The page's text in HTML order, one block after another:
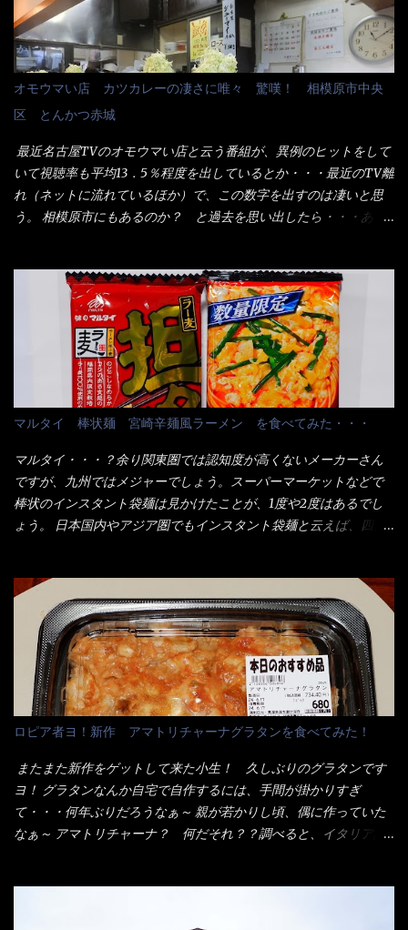
と湯が注がれていたら食べ進むうちに、麺が伸びてしまうだろ
う。 これなら茹で上がった直後のままで、食べ進められるじゃな
いか！ 別皿で、葱と天かすを満タンに用意して、山葵も2つ。 そ
れに湯が無い利点として、汁が薄まらない！ これだよ、こ
れ！！ 湯があると、うどんと共に汁の方へ湯までも入ってしま
う。つまりラーメンの麺にスープが絡む現象ですな。 結局、伸び
ずに汁も薄らむこともなく・・最後の方で＜だし汁＞を少し追加
しました。 腹イッパイだけど、得サイズは全てお腹の中へ収まっ
たし満足達成度100％ 苦しいと云う事も無いな！ まだ鶏天1個位
は入りそうだね。 と云う事で、今回＜釜揚げうどんの湯無し＞を
試したら、確...
パリ） まぁ～この慣習が残っているのは、官公庁や超大手企業戦
士（昇進目的）などの世界でしょう。 要は、ゴマスリ・・・てな
感じかな。 丸亀製麺と云えば、大阪誕生→全国区（北海道と沖縄
は？）へ広がった、讃岐饂飩チェーン店大手といっても過言では
無いでしょう。 各店舗で、毎日饂飩を打っているので饂飩好きの
方には店舗に寄って違う！と云う人も居るらしい・・ そんな大手
讃岐饂飩チェーン店と関係があるのか？ 箱詰め乾麺！ このパッ
ケージからすれば、間違いなく贈答用目的でしょう。 そんな贈答
用箱詰め饂飩・・・またもやメガドンキで発見し購入！ 中身は、
この様な状態です。 乾麺の束が6束／一パックになっており、それ
1280円と云った感じです。 で私は幾らで、メガドンキでゲットし
たかって？ それは非常に言いづらい・・・色々と各方面へ忖度し
て、激安だったとだけ申し上げましょう。 早速1袋を大釜で茹で～
ハイ、約15分ほど茹で上げた状態です。 当家には、高齢者がいる
ので少し柔らかく・・・ 茹で上がった饂飩は、お店の饂飩に比べ
＜細い＞です。 どちらかと云えば、稲庭饂飩的な太さですね。 さ
てこれを、どの様に食べるか？ 長葱無かったので、玉葱を刻んで
八王子ラーメン風月見つけうどん！ 冷やし釜あげうどん～です。
ラーメン丼に、冷水を軽く張って饂飩を盛り付け、お椀に昆布出
汁つゆと長葱に山葵です。 これでツルツル～と頂きました。 良い
じゃないか～...
オモウマい店 カツカレーの凄さに唯々 驚嘆！ 相模原市中央
区 とんかつ赤城
最近名古屋TVのオモウマい店と云う番組が、異例のヒットをして
いて視聴率も平均13．5％程度を出しているとか・・・最近のTV離
れ（ネットに流れているほか）で、この数字を出すのは凄いと思
う。 相模原市にもあるのか？ と過去を思い出したら・・・あっ
当している。 まずはこれを見て欲しい！ カウンターに置かれた＜
お皿＞である。 直ぐに気づいたでしょう！ 何かキャベツが山じ
ゃないか！？ ハイ、山です。 これが標準なのです。 普通のとん
かつ屋のキャベツと比べたら、10人前ほどあるか？ 値段的には、
メイン（主流は1,000超）＋定食セット350円程と値段的には、そ
れ程では安い訳でも無いが、客足が絶えない人気店である。 そん
なメニューのなかで、リーズナブルで頂ける＜映え＞るメニュー
が＜カツカレー＞だ！ これです。 当時1,000円税込だった
が・・・今も変わらないと思うけど・・・ これが出てくると、カ
ウンター中からOH～と声が飛ぶ！ 写真は、キャベツ少なめでお願
いしています。 皿のサイズは、直径30cmほどあります。 そこに
ドカ盛のキャベツと御飯にカレーがかかっています。 カレーは辛
ンとした厚さのあるトンカツです。 それも揚げたての熱々です。
これを難なく完食出来なければ、漢では無い！と云っても過言で
はないだろう。 この他も、兎に角ボリューム満点で＜薄カツ＞と
呼ばれるメニューは、トンカツが2枚重ねて出てくるだ！ 1枚が薄
いから、2枚乗せにしたらしいけど・・・
マルタイ 棒状麺 宮崎辛麺風ラーメン を食べてみた・・・
マルタイ・・・？余り関東圏では認知度が高くないメーカーさん
ですが、九州ではメジャーでしょう。スーパーマーケットなどで
棒状のインスタント袋麺は見かけたことが、1度や2度はあるでし
ょう。 日本国内やアジア圏でもインスタント袋麺と云えば、四角
イ棒状ラーメンを、OKストアで見かけ思わず手に取って買い物篭
へ 坦々まぜそばと＜数量限定＞宮崎辛麺風ラーメン オーッといき
なり私の胃袋をグサッと・・・・ 棒状インスタントラーメンの
デビューが決まりました。 か・ら・め・ん・辛麺！ 宮崎辛麺は
チャルメラや日清からも出されている、辛口のラーメンじゃ
ん！！ 酸っぱくしたら、酸辣湯麺？なんてね。 よし今日のサラ
メシは、宮崎辛麺にしよう！ それではまず袋を開けると・・・ な
んだか紙に巻かれた棒状の麺が二束、調味油と粉末スープ！ やは
り見慣れない姿・・・何だかチョッと高級感的な・・・だって透
明なトレイに並んだ棒状麺なんて見慣れないからねぇ～（コスト
がかかる） 袋の裏側を見ると、韮とか卵の用意を勧めている。
それなばらと冷蔵庫にあった、黒豆モヤシ・韮・生卵を用意しま
ロピア者ヨ！新作 アマトリチャーナグラタンを食べてみた！
またまた新作をゲットして来た小生！ 久しぶりのグラタンです
ヨ！ グラタンなんか自宅で自作するには、手間が掛かりすぎ
て・・・何年ぶりだろうなぁ～ 親が若かりし頃、偶に作っていた
なぁ～ アマトリチャーナ？ 何だそれ？？調べると、イタリア語